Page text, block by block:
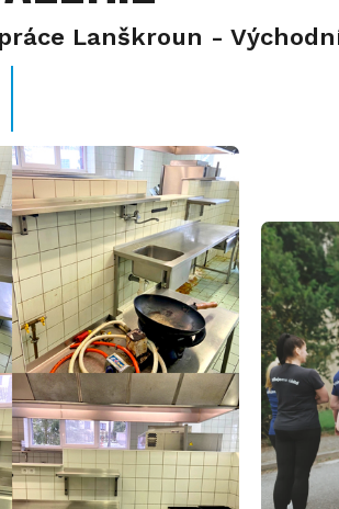
Lanškroun -